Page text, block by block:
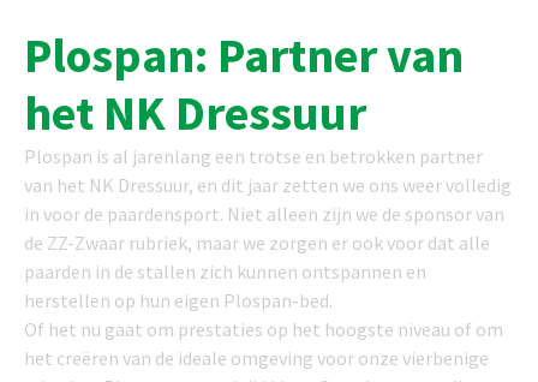
Plospan: Partner van
het NK Dressuur
Plospan is al jarenlang een trotse en betrokken partner
van het NK Dressuur, en dit jaar zetten we ons weer volledig
in voor de paardensport. Niet alleen zijn we de sponsor van
de ZZ-Zwaar rubriek, maar we zorgen er ook voor dat alle
paarden in de stallen zich kunnen ontspannen en
herstellen op hun eigen Plospan-bed.
Of het nu gaat om prestaties op het hoogste niveau of om
het creëren van de ideale omgeving voor onze vierbenige